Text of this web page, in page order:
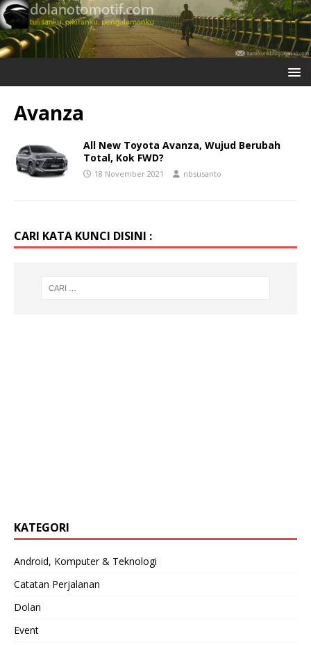
Avanza
All New Toyota Avanza, Wujud Berubah
Total, Kok FWD?
18 November 2021 nbsusanto
CARI KATA KUNCI DISINI :
KATEGORI
Android, Komputer & Teknologi
Catatan Perjalanan
Dolan
Event